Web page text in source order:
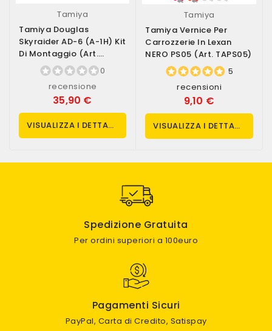
Tamiya
Tamiya Douglas
Skyraider AD-6 (A-1H) Kit
Di Montaggio (art.
TA61058)
0
recensione
35,90 €
VISUALIZZA I DETTAGLI
Tamiya
Tamiya Vernice Per
Carrozzerie In Lexan
NERO PS05 (art. TAPS05)
5
recensioni
9,10 €
VISUALIZZA I DETTAGLI
Spedizione Gratuita
Per ordini superiori a 100euro
Pagamenti Sicuri
PayPal, Carta di Credito, Satispay